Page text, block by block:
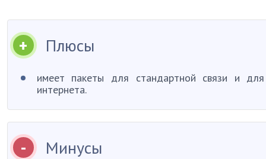
Плюсы
имеет пакеты для стандартной связи и для
интернета.
Минусы